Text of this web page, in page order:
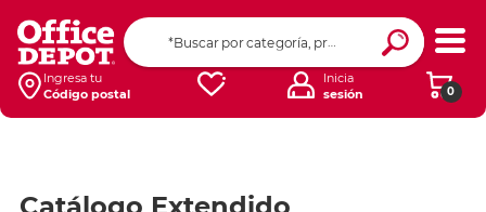
Ingresa tu
Código postal
0
Inicia
sesión